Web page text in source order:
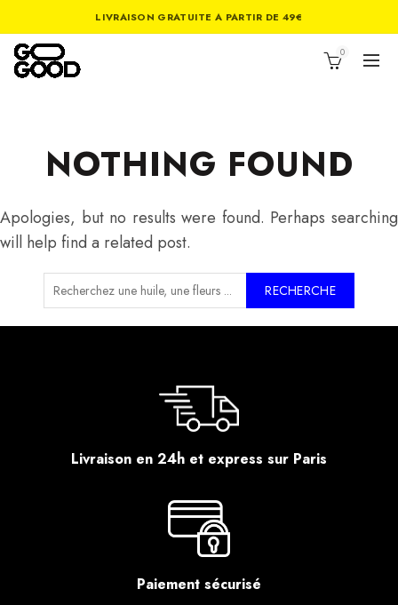
LIVRAISON GRATUITE A PARTIR DE 49€
0
NOTHING FOUND
Apologies, but no results were found. Perhaps searching
will help find a related post.
RECHERCHE
Livraison en 24h et express sur Paris
Paiement sécurisé